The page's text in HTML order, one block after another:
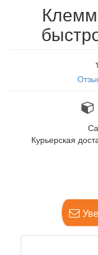
Курьерская